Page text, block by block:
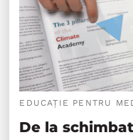
EDUCAȚIE PENTRU
De la